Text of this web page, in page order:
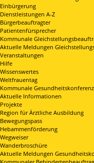
Einbürgerung
Dienstleistungen A-Z
Bürgerbeauftragter
Patientenfürsprecher
Kommunale
Aktuelle Meldungen
Veranstaltungen
Hilfe
Wissenswertes
Weltfrauentag
Kommunale Gesundheitskonferenz
Aktuelle Informationen
Projekte
Region für Ärztliche Ausbildung
Bewegungspass
Hebammenförderung
Wegweiser
Wanderbroschüre
Aktuelle Meldungen